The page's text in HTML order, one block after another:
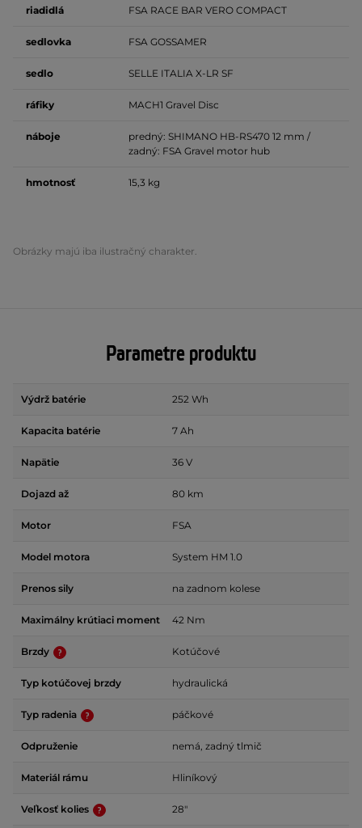
riadidlá FSA RACE BAR VERO COMPACT
sedlovka FSA GOSSAMER
sedlo SELLE ITALIA X-LR SF
ráfiky MACH1 Gravel Disc
náboje
predný: SHIMANO HB-RS470 12 mm /
zadný: FSA Gravel motor hub
hmotnosť 15,3 kg
Obrázky majú iba ilustračný charakter.
Parametre produktu
Výdrž batérie 252 Wh
Kapacita batérie 7 Ah
Napätie 36 V
Dojazd až 80 km
Motor FSA
Model motora System HM 1.0
Prenos sily na zadnom kolese
Maximálny krútiaci moment 42 Nm
Brzdy Kotúčové
Typ kotúčovej brzdy hydraulická
Typ radenia páčkové
Odpruženie nemá, zadný tlmič
Materiál rámu Hliníkový
Veľkosť kolies 28"